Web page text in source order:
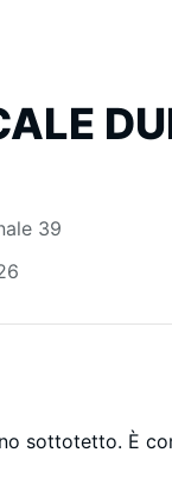
39
sottotetto. È